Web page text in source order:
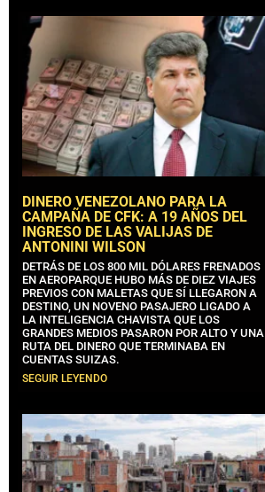
DINERO VENEZOLANO PARA LA
CAMPAÑA DE CFK: A 19 AÑOS DEL
INGRESO DE LAS VALIJAS DE
ANTONINI WILSON
DETRÁS DE LOS 800 MIL DÓLARES FRENADOS
EN AEROPARQUE HUBO MÁS DE DIEZ VIAJES
PREVIOS CON MALETAS QUE SÍ LLEGARON A
DESTINO, UN NOVENO PASAJERO LIGADO A
LA INTELIGENCIA CHAVISTA QUE LOS
GRANDES MEDIOS PASARON POR ALTO Y UNA
RUTA DEL DINERO QUE TERMINABA EN
CUENTAS SUIZAS.
SEGUIR LEYENDO